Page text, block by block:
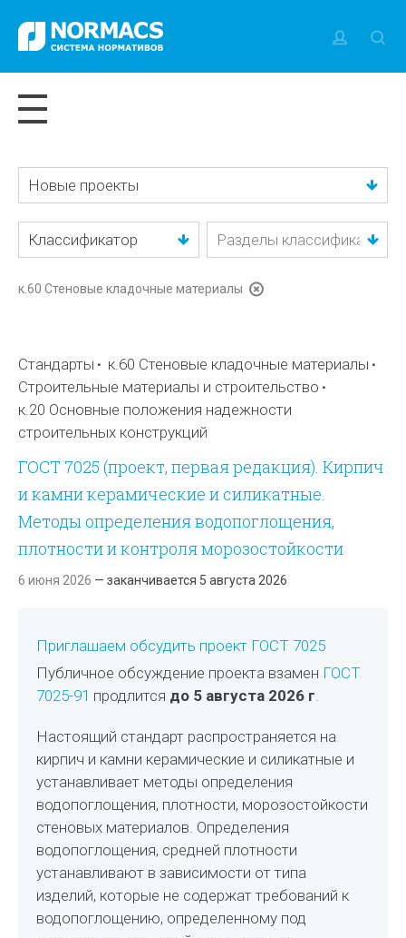
Новые проекты
Классификатор
к.60 Стеновые кладочные материалы
Стандарты
к.60 Стеновые кладочные материалы
Строительные материалы и строительство
к.20 Основные положения надежности
строительных конструкций
ГОСТ 7025 (проект, первая редакция). Кирпич
и камни керамические и силикатные.
Методы определения водопоглощения,
плотности и контроля морозостойкости
6 июня 2026 — заканчивается 5 августа 2026
Приглашаем обсудить проект ГОСТ 7025
Публичное обсуждение проекта взамен ГОСТ
7025-91 продлится до 5 августа 2026 г.
Настоящий стандарт распространяется на
кирпич и камни керамические и силикатные и
устанавливает методы определения
водопоглощения, плотности, морозостойкости
стеновых материалов. Определения
водопоглощения, средней плотности
устанавливают в зависимости от типа
изделий, которые не содержат требований к
водопоглощению, определенному под